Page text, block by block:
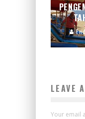
LEAVE
Your email